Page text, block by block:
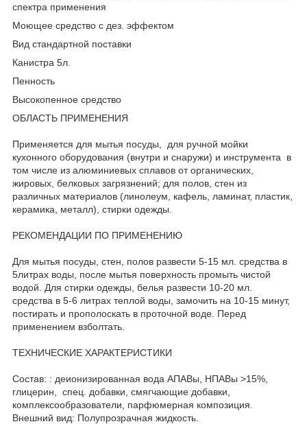
спектра применения
Моющее средство с дез. эффектом
Вид стандартной поставки
Канистра 5л.
Пенность
Высокопенное средство
ОБЛАСТЬ ПРИМЕНЕНИЯ
Применяется для мытья посуды, для ручной мойки
кухонного оборудования (внутри и снаружи) и инструмента в
том числе из алюминиевых сплавов от органических,
жировых, белковых загрязнений; для полов, стен из
различных материалов (линолеум, кафель, ламинат, пластик,
керамика, металл), стирки одежды.
РЕКОМЕНДАЦИИ ПО ПРИМЕНЕНИЮ
Для мытья посуды, стен, полов развести 5-15 мл. средства в
5литрах воды, после мытья поверхность промыть чистой
водой. Для стирки одежды, белья развести 10-20 мл.
средства в 5-6 литрах теплой воды, замочить на 10-15 минут,
постирать и прополоскать в проточной воде. Перед
применением взболтать.
ТЕХНИЧЕСКИЕ ХАРАКТЕРИСТИКИ
Состав: : деионизированная вода АПАВы, НПАВы >15%,
глицерин, спец. добавки, смягчающие добавки,
комплексообразователи, парфюмерная композиция.
Внешний вид: Полупрозрачная жидкость.